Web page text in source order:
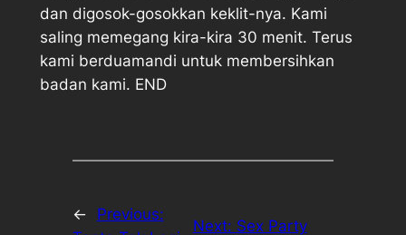
dan digosok-gosokkan keklit-nya. Kami
saling memegang kira-kira 30 menit. Terus
kami berduamandi untuk membersihkan
badan kami. END
←
Previous:
Next: Sex Party